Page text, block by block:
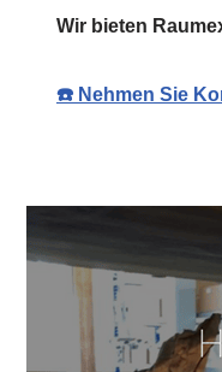
Wir bieten
☎️ Nehmen Sie